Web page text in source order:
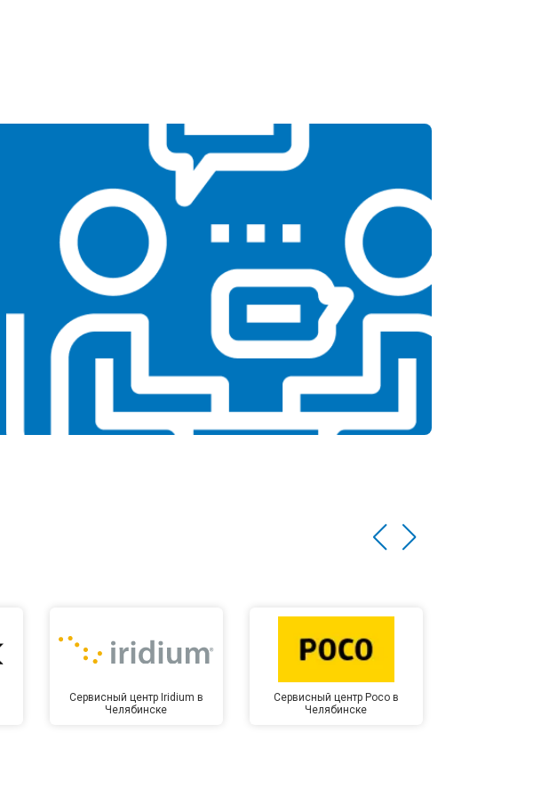
Сервисный центр Iridium в
Челябинске
Сервисный центр Poco в
Челябинске